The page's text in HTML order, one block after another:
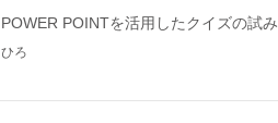
POWER POINTを活用したクイズの試み
ひろ